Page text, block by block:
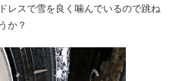
レスで雪を良く噛んでいるので跳ね
か？